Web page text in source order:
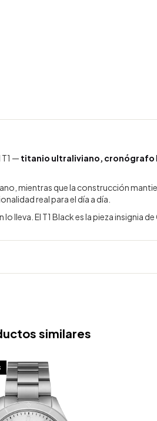
T1 — titanio ultraliviano, cronógrafo
mientras que la construcción
real para el día a día.
lleva. El T1 Black es la pieza insignia de
similares